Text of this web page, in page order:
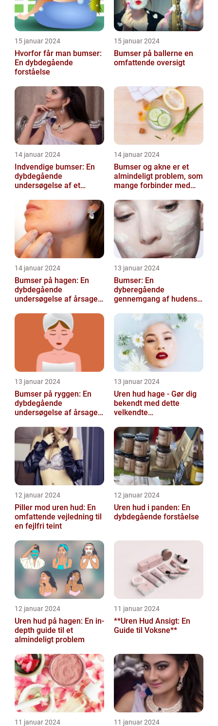
15 januar 2024
Hvorfor får man bumser:
En dybdegående
forståelse
15 januar 2024
Bumser på ballerne en
omfattende oversigt
14 januar 2024
Indvendige bumser: En
dybdegående
undersøgelse af et
14 januar 2024
Bumser og akne er et
almindeligt problem, som
mange forbinder med
14 januar 2024
Bumser på hagen: En
dybdegående
undersøgelse af årsager,
forebyggelse
13 januar 2024
Bumser: En
dyberegående
gennemgang af hudens
13 januar 2024
Bumser på ryggen: En
dybdegående
undersøgelse af årsager,
forebyggelse
13 januar 2024
Uren hud hage - Gør dig
bekendt med dette
velkendte
12 januar 2024
Piller mod uren hud: En
omfattende vejledning til
en fejlfri teint
12 januar 2024
Uren hud i panden: En
dybdegående forståelse
12 januar 2024
Uren hud på hagen: En in-
depth guide til et
almindeligt problem
11 januar 2024
**Uren Hud Ansigt: En
Guide til Voksne**
11 januar 2024 11 januar 2024